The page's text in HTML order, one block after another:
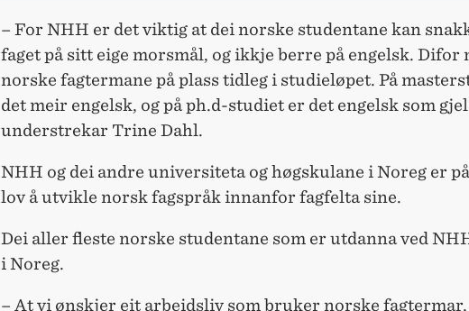
– For NHH er det viktig at dei norske studentane kan
faget på sitt eige morsmål, og ikkje berre på engelsk. Difor
norske fagtermane på plass tidleg i studieløpet. På
det meir engelsk, og på ph.d-studiet er det engelsk som
understrekar Trine Dahl.
NHH og dei andre universiteta og høgskulane i Noreg er
lov å utvikle norsk fagspråk innanfor fagfelta sine.
Dei aller fleste norske studentane som er utdanna ved
i Noreg.
– At vi ønskjer eit arbeidsliv som bruker norske